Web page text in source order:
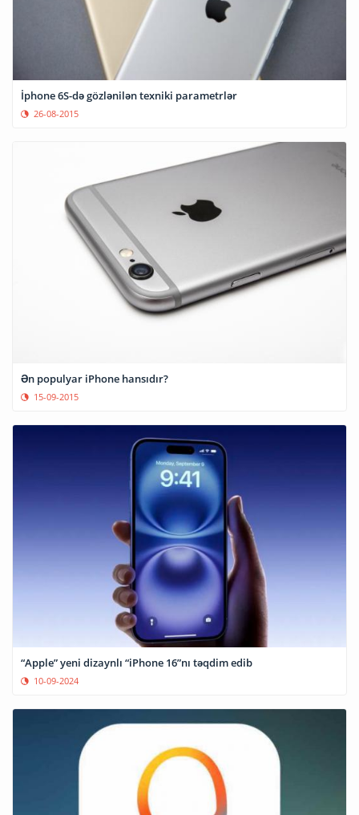
İphone 6S-də gözlənilən texniki parametrlər
26-08-2015
Ən populyar iPhone hansıdır?
15-09-2015
“Apple” yeni dizaynlı “iPhone 16”nı təqdim edib
10-09-2024